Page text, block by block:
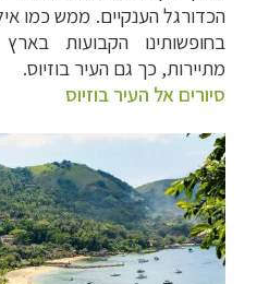
הכדורגל הענקיים. ממש כמו
בחופשותינו הקבועות
מתיירות, כך גם העיר בוזיוס.
סיורים אל העיר בוזיוס
תכנוןטיולים
היעדים »